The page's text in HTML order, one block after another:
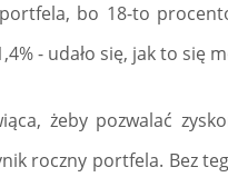
bo 18-to
- udało się, jak to się
żeby pozwalać
roczny portfela. Bez